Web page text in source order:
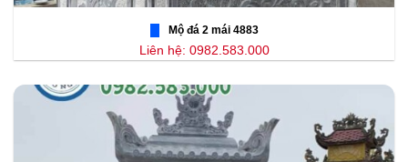
Mộ đá 2 mái 4883
Liên hệ: 0982.583.000